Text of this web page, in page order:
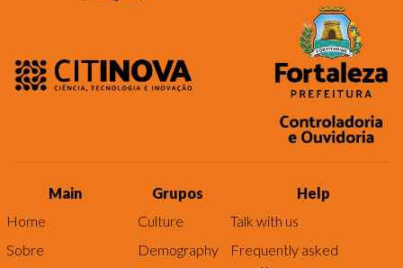
Main
Home
Sobre
Grupos
Culture
Demography
Help
Talk with us
Frequently asked